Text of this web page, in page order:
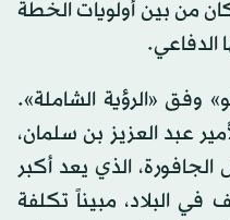
من بين أولويات الخطة
الدفاعي.
وفق «الرؤية الشاملة».
عبد العزيز بن سلمان،
الذي يعد أكبر
البلاد، مبيناً تكلفة